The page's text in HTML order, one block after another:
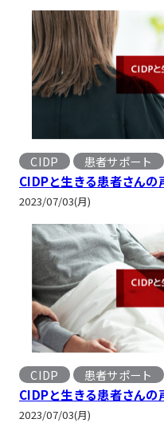
CIDP 患者サポート
CIDPと生きる患者さん
2023/07/03(月)
CIDP 患者サポート
CIDPと生きる患者さん
2023/07/03(月)